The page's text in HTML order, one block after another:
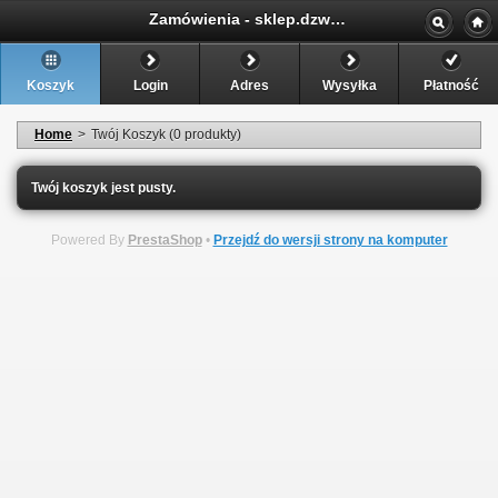
Zamówienia - sklep.dzwignice.com
Koszyk Login Adres Wysyłka Płatność
Home > Twój Koszyk (0 produkty)
Twój koszyk jest pusty.
Powered By PrestaShop• Przejdź do wersji strony na komputer